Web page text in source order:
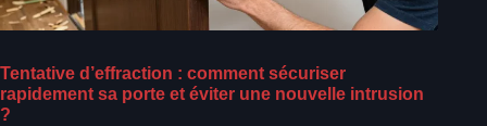
Tentative d’effraction : comment sécuriser
rapidement sa porte et éviter une nouvelle intrusion
?